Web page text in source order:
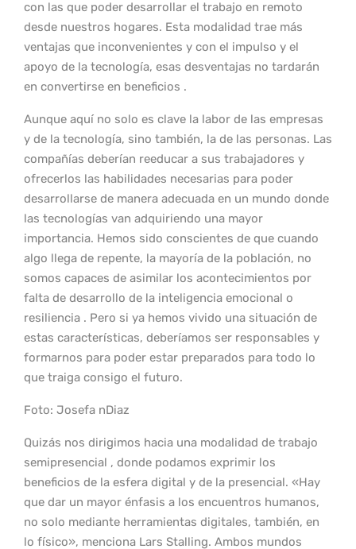
con las que poder desarrollar el trabajo en remoto
desde nuestros hogares. Esta modalidad trae más
ventajas que inconvenientes y con el impulso y el
apoyo de la tecnología, esas desventajas no tardarán
en convertirse en beneficios .
Aunque aquí no solo es clave la labor de las empresas
y de la tecnología, sino también, la de las personas. Las
compañías deberían reeducar a sus trabajadores y
ofrecerlos las habilidades necesarias para poder
desarrollarse de manera adecuada en un mundo donde
las tecnologías van adquiriendo una mayor
importancia. Hemos sido conscientes de que cuando
algo llega de repente, la mayoría de la población, no
somos capaces de asimilar los acontecimientos por
falta de desarrollo de la inteligencia emocional o
resiliencia . Pero si ya hemos vivido una situación de
estas características, deberíamos ser responsables y
formarnos para poder estar preparados para todo lo
que traiga consigo el futuro.
Foto: Josefa nDiaz
Quizás nos dirigimos hacia una modalidad de trabajo
semipresencial , donde podamos exprimir los
beneficios de la esfera digital y de la presencial. «Hay
que dar un mayor énfasis a los encuentros humanos,
no solo mediante herramientas digitales, también, en
lo físico», menciona Lars Stalling. Ambos mundos